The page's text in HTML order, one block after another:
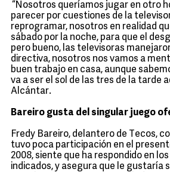
“Nosotros queríamos jugar en otro
parecer por cuestiones de la
reprogramar, nosotros en realidad
sábado por la noche, para que el
pero bueno, las televisoras
directiva, nosotros nos vamos a
buen trabajo en casa, aunque
va a ser el sol de las tres de la tarde
Alcántar.
Bareiro gusta del singular juego
Fredy Bareiro, delantero de Tecos,
tuvo poca participación en el
2008, siente que ha respondido en
indicados, y asegura que le gustaría